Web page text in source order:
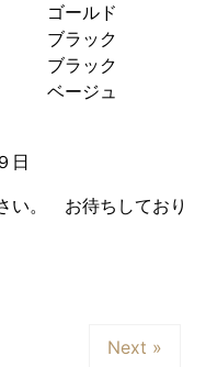
ゴールド
ラック
ラック
ベージュ
日
い。 お待ちしており
Next »